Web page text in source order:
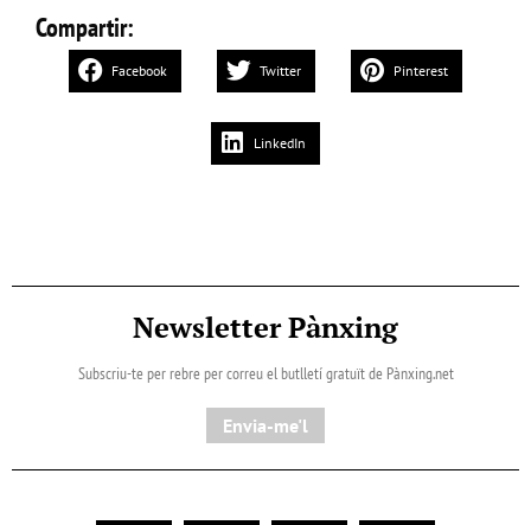
Compartir:
Facebook Twitter Pinterest
LinkedIn
Newsletter Pànxing
Subscriu-te per rebre per correu el butlletí gratuït de Pànxing.net​
Envia-me'l